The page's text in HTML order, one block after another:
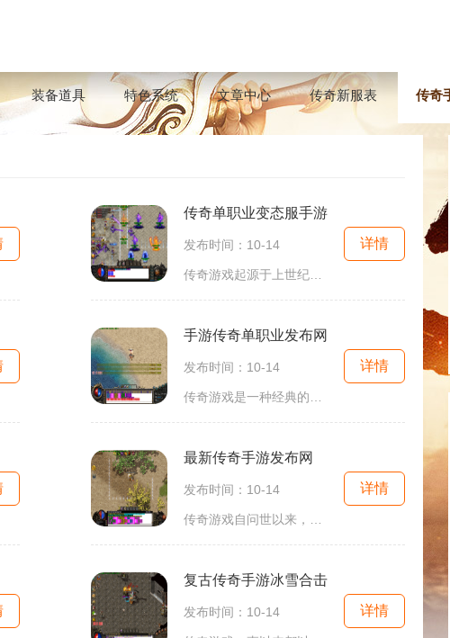
装备道具 特色系统 文章中心 传奇新服表 传奇
传奇单职业变态服手游
发布时间：10-14 详情
手游传奇单职业发布网
发布时间：10-14 详情
最新传奇手游发布网
发布时间：10-14 详情
复古传奇手游冰雪合击
发布时间：10-14 详情